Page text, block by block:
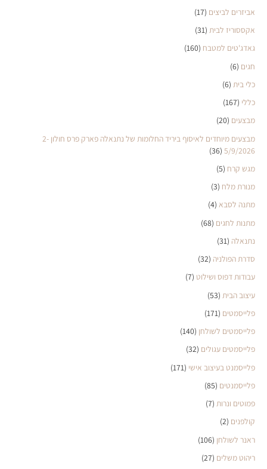
אביזרים לביצים (17)
אקססוריז לבית (31)
גאדג'טים למטבח (160)
חגים (6)
כלי בית (6)
כללי (167)
מבצעים (20)
מבצעים מיוחדים לאיסוף ביריד החלומות של נתנאלה פארק פרס חולון 2-
5/9/2026
(36)
מגש קרח (5)
מנורת מלח (3)
מתנה לסבא (4)
מתנות לחגים (68)
נתנאלה (31)
סדרת הפולניה (32)
עבודות דפוס ושילוט (7)
עיצוב הבית (53)
פלייסמטים (171)
פלייסמטים לשולחן (140)
פלייסמטים עגולים (32)
פלייסמנט בעיצוב אישי (171)
פלייסמנטים (85)
פמוטים ונרות (7)
קולפנים (2)
ראנר לשולחן (106)
ריהוט משלים (27)